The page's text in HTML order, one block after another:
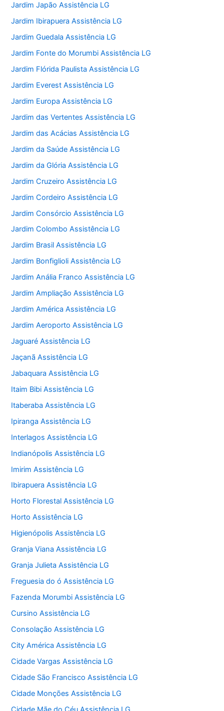
Jardim Japão Assistência LG
Jardim Ibirapuera Assistência LG
Jardim Guedala Assistência LG
Jardim Fonte do Morumbi Assistência LG
Jardim Flórida Paulista Assistência LG
Jardim Everest Assistência LG
Jardim Europa Assistência LG
Jardim das Vertentes Assistência LG
Jardim das Acácias Assistência LG
Jardim da Saúde Assistência LG
Jardim da Glória Assistência LG
Jardim Cruzeiro Assistência LG
Jardim Cordeiro Assistência LG
Jardim Consórcio Assistência LG
Jardim Colombo Assistência LG
Jardim Brasil Assistência LG
Jardim Bonfiglioli Assistência LG
Jardim Anália Franco Assistência LG
Jardim Ampliação Assistência LG
Jardim América Assistência LG
Jardim Aeroporto Assistência LG
Jaguaré Assistência LG
Jaçanã Assistência LG
Jabaquara Assistência LG
Itaim Bibi Assistência LG
Itaberaba Assistência LG
Ipiranga Assistência LG
Interlagos Assistência LG
Indianópolis Assistência LG
Imirim Assistência LG
Ibirapuera Assistência LG
Horto Florestal Assistência LG
Horto Assistência LG
Higienópolis Assistência LG
Granja Viana Assistência LG
Granja Julieta Assistência LG
Freguesia do ó Assistência LG
Fazenda Morumbi Assistência LG
Cursino Assistência LG
Consolação Assistência LG
City América Assistência LG
Cidade Vargas Assistência LG
Cidade São Francisco Assistência LG
Cidade Monções Assistência LG